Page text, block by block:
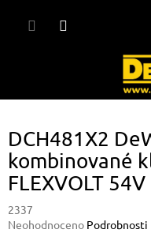
DCH481X2
kombinované
FLEXVOLT
2337
Průměrné
Neohodnoceno